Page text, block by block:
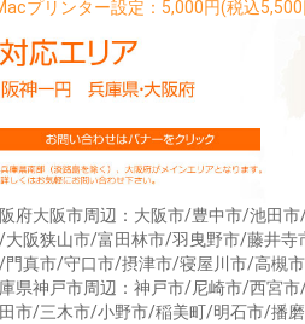
お買い物を続ける
プリンター設定：5,000円(税込
府大阪市周辺：大阪市/豊中市/池田
大阪狭山市/富田林市/羽曳野市/藤井
門真市/守口市/摂津市/寝屋川市/高槻
県神戸市周辺：神戸市/尼崎市/西宮
市/三木市/小野市/稲美町/明石市/播